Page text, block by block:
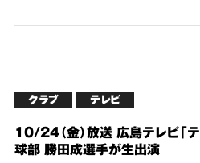
クラブ テレビ
10/24（金）放送 広島テレビ「
球部 勝田成選手が生出演